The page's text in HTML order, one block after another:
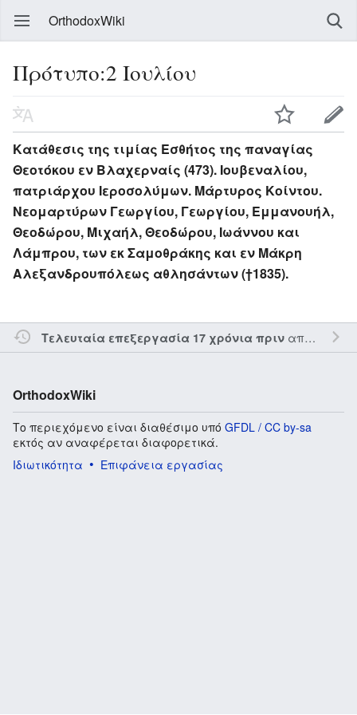
OrthodoxWiki
Πρότυπο:2 Ιουλίου
Κατάθεσις της τιμίας Εσθήτος της παναγίας
Θεοτόκου εν Βλαχερναίς (473). Ιουβεναλίου,
πατριάρχου Ιεροσολύμων. Μάρτυρος Κοίντου.
Νεομαρτύρων Γεωργίου, Γεωργίου, Εμμανουήλ,
Θεοδώρου, Μιχαήλ, Θεοδώρου, Ιωάννου και
Λάμπρου, των εκ Σαμοθράκης και εν Μάκρη
Αλεξανδρουπόλεως αθλησάντων (†1835).
Τελευταία επεξεργασία 17 χρόνια πριναπό τον την
OrthodoxWiki
Το περιεχόμενο είναι διαθέσιμο υπό GFDL / CC by-sa
εκτός αν αναφέρεται διαφορετικά.
Ιδιωτικότητα
Επιφάνεια εργασίας